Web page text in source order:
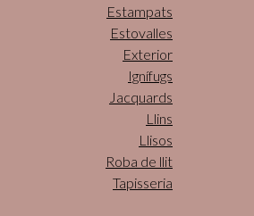
Estampats
Estovalles
Exterior
Ignífugs
Jacquards
Llins
Llisos
Roba de llit
Tapisseria